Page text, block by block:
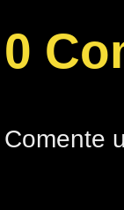
0
Comente